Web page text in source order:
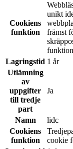
Cookiens
funktion
unikt
främst
Lagringstid 1 år
Utlämning
av
uppgifter
till tredje
part
Ja
Namn
lidc
Cookiens
funktion
cookie